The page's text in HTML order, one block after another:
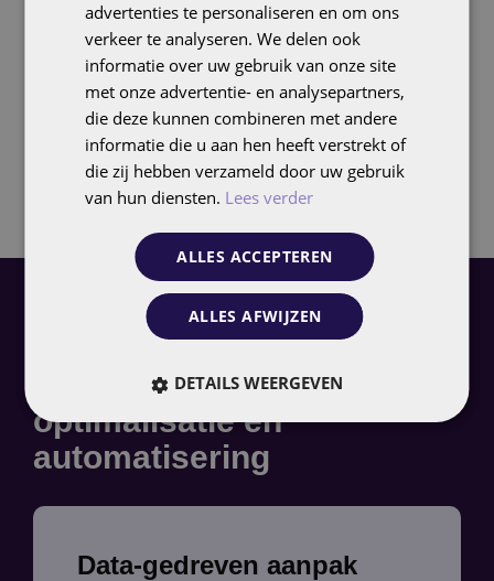
UGC en visual-first formats voor social
engagement
Content voor e-commerce feeds, SEA-
campagnes en automation flows
Vanuit één strategisch framework zorgen we dat
content op elk kanaal versterkt — én converteert.
Volledig op maat
AI-ondersteunde
optimalisatie en
automatisering
Data-gedreven aanpak
advertenties te personaliseren en om ons
verkeer te analyseren. We delen ook
informatie over uw gebruik van onze site
met onze advertentie- en analysepartners,
die deze kunnen combineren met andere
informatie die u aan hen heeft verstrekt of
die zij hebben verzameld door uw gebruik
van hun diensten. Lees verder
ALLES ACCEPTEREN
ALLES AFWIJZEN
DETAILS WEERGEVEN